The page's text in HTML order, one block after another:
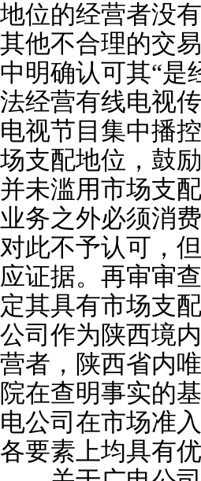
地位的经营者没
其他不合理的交
中明确认可其“是
法经营有线电视
电视节目集中播
场支配地位，鼓
并未滥用市场支
业务之外必须消
对此不予认可，
应证据。再审审
定其具有市场支
公司作为陕西境
营者，陕西省内
院在查明事实的
电公司在市场准
各要素上均具有